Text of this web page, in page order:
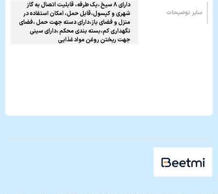
سایر توضیحات
دارای 8 سیخ ،یک طرفه، قابلیت اتصال به گاز
شهری و کپسول،قابل حمل، امکان استفاده در
منزل و فضای باز،دارای دسته جهت حمل ،فضای
نگهداری کم،بسته بندی محکم ،دارای سینی
جهت ریختن روغن مواد غذایی